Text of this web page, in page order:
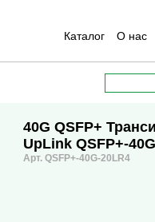
Каталог О нас
40G QSFP+
UpLink QSFP+-
Арт. QSFP+-40G-20LR4